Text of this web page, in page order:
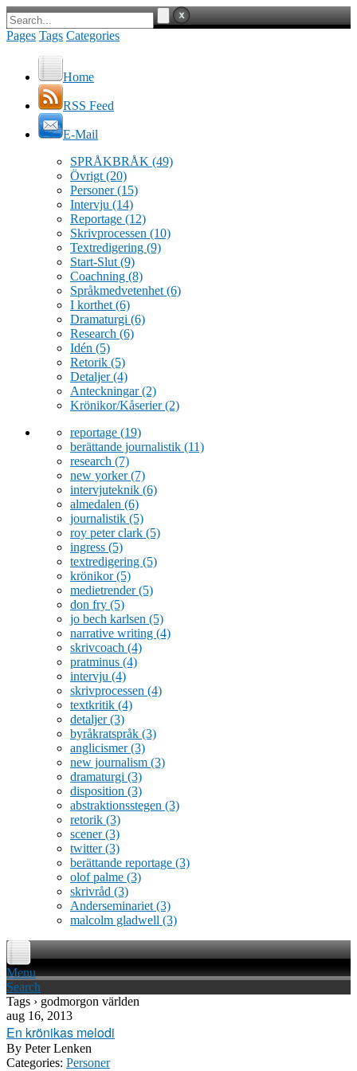
Pages Tags Categories
Home
RSS Feed
E-Mail
SPRÅKBRÅK (49)
Övrigt (20)
Personer(15)
Intervju (14)
Reportage (12)
Skrivprocessen (10)
Textredigering (9)
Start-Slut (9)
Coachning (8)
Språkmedvetenhet (6)
I korthet (6)
Dramaturgi (6)
Research (6)
Idén (5)
Retorik (5)
Detaljer(4)
Anteckningar(2)
Krönikor/Kåserier(2)
reportage (19)
berättande journalistik (11)
research (7)
new yorker(7)
intervjuteknik (6)
almedalen (6)
journalistik (5)
roy peter clark (5)
ingress (5)
textredigering (5)
krönikor(5)
medietrender(5)
don fry (5)
jo bech karlsen (5)
narrative writing (4)
skrivcoach (4)
pratminus (4)
intervju (4)
skrivprocessen (4)
textkritik (4)
detaljer(3)
byråkratspråk (3)
anglicismer(3)
new journalism (3)
dramaturgi (3)
disposition (3)
abstraktionsstegen (3)
retorik (3)
scener(3)
twitter(3)
berättande reportage (3)
olof palme (3)
skrivråd (3)
Anderseminariet (3)
malcolm gladwell (3)
Menu
Search
Tags › godmorgon världen
aug 16, 2013
En krönikas melodi
By Peter Lenken
Categories: Personer